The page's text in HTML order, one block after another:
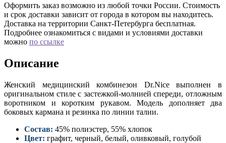
Оформить заказ возможно из любой точки России. Стоимость
и срок доставки зависит от города в котором вы находитесь.
Доставка на территории Санкт-Петербурга бесплатная.
Подробнее ознакомиться с видами и условиями доставки
можно по ссылке
Описание
Женский медицинский комбинезон Dr.Nice выполнен в
оригинальном стиле с застежкой-молнией спереди, отложным
воротником и коротким рукавом. Модель дополняет два
боковых кармана и резинка по линии талии.
Состав: 45% полиэстер, 55% хлопок
Цвет: графит, черный, белый, оливковый, голубой